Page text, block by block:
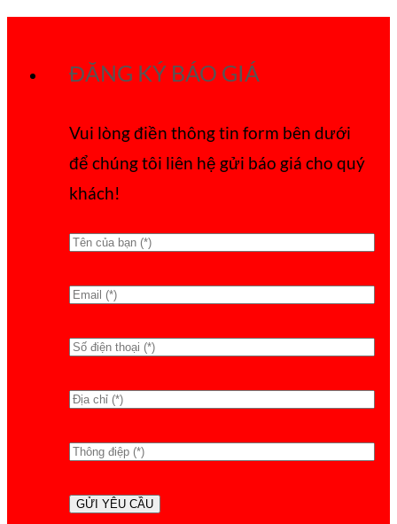
ĐĂNG KÝ BÁO GIÁ
Vui lòng điền thông tin form bên dưới
để chúng tôi liên hệ gửi báo giá cho quý
khách!